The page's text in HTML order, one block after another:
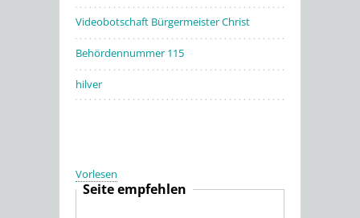
Videobotschaft Bürgermeister Christ
Behördennummer 115
hilver
Vorlesen
Seite empfehlen